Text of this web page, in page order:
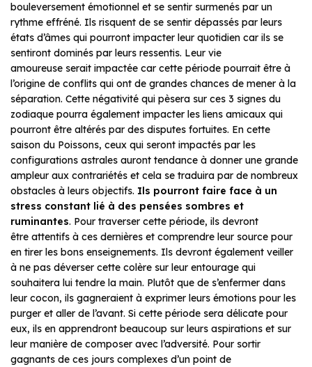
bouleversement émotionnel et se sentir surmenés par un
rythme effréné. Ils risquent de se sentir dépassés par leurs
états d’âmes qui pourront impacter leur quotidien car ils se
sentiront dominés par leurs ressentis. Leur vie
amoureuse serait impactée car cette période pourrait être à
l’origine de conflits qui ont de grandes chances de mener à la
séparation. Cette négativité qui pèsera sur ces 3 signes du
zodiaque pourra également impacter les liens amicaux qui
pourront être altérés par des disputes fortuites. En cette
saison du Poissons, ceux qui seront impactés par les
configurations astrales auront tendance à donner une grande
ampleur aux contrariétés et cela se traduira par de nombreux
obstacles à leurs objectifs. Ils pourront faire face à un
stress constant lié à des pensées sombres et
ruminantes. Pour traverser cette période, ils devront
être attentifs à ces dernières et comprendre leur source pour
en tirer les bons enseignements. Ils devront également veiller
à ne pas déverser cette colère sur leur entourage qui
souhaitera lui tendre la main. Plutôt que de s’enfermer dans
leur cocon, ils gagneraient à exprimer leurs émotions pour les
purger et aller de l’avant. Si cette période sera délicate pour
eux, ils en apprendront beaucoup sur leurs aspirations et sur
leur manière de composer avec l’adversité. Pour sortir
gagnants de ces jours complexes d’un point de